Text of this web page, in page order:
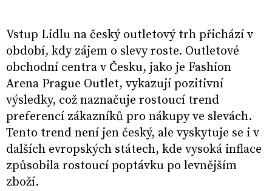
Vstup Lidlu na český outletový trh přichází v
období, kdy zájem o slevy roste. Outletové
obchodní centra v Česku, jako je Fashion
Arena Prague Outlet, vykazují pozitivní
výsledky, což naznačuje rostoucí trend
preferencí zákazníků pro nákupy ve slevách.
Tento trend není jen český, ale vyskytuje se i v
dalších evropských státech, kde vysoká inflace
způsobila rostoucí poptávku po levnějším
zboží.